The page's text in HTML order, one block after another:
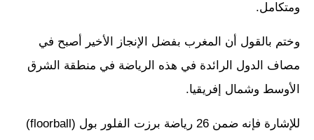
ومتكامل.
وختم بالقول أن المغرب بفضل الإنجاز الأخير أصبح في
مصاف الدول الرائدة في هذه الرياضة في منطقة الشرق
الأوسط وشمال إفريقيا.
للإشارة فإنه ضمن 26 رياضة برزت الفلور بول (floorball)